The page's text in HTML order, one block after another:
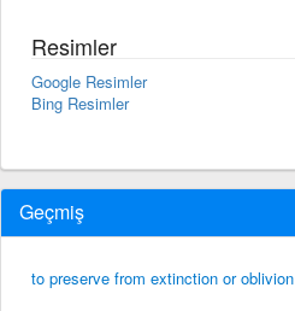
Resimler
Google Resimler
Bing Resimler
Geçmiş
to preserve from extinction or oblivion